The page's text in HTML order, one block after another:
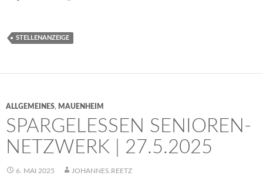
STELLENANZEIGE
ALLGEMEINES, MAUENHEIM
SPARGELESSEN SENIOREN-
NETZWERK | 27.5.2025
6. MAI 2025 JOHANNES.REETZ